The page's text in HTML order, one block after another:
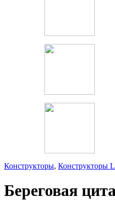
Конструкторы, Конструкторы
Береговая